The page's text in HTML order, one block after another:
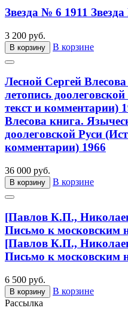
Звезда № 6 1911
3 200 руб.
В корзину В корзине
Лесной Сергей
летопись
текст и комментарии)
Влесова книга.
доолеговской Руси
комментарии) 1966
36 000 руб.
В корзину В корзине
[Павлов К.П.,
Письмо к московским
[Павлов К.П.,
Письмо к московским
6 500 руб.
В корзину
В корзине
Рассылка